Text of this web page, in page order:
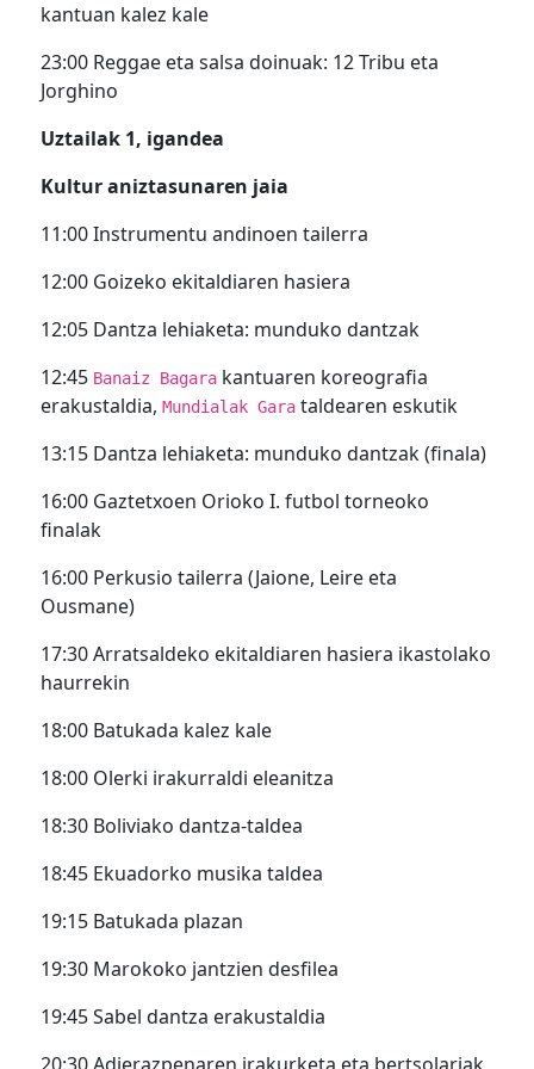
kantuan kalez kale
23:00 Reggae eta salsa doinuak: 12 Tribu eta
Jorghino
Uztailak 1, igandea
Kultur aniztasunaren jaia
11:00 Instrumentu andinoen tailerra
12:00 Goizeko ekitaldiaren hasiera
12:05 Dantza lehiaketa: munduko dantzak
12:45 Banaiz Bagara kantuaren koreografia
erakustaldia,Mundialak Gara taldearen eskutik
13:15 Dantza lehiaketa: munduko dantzak (finala)
16:00 Gaztetxoen Orioko I. futbol torneoko
finalak
16:00 Perkusio tailerra (Jaione, Leire eta
Ousmane)
17:30 Arratsaldeko ekitaldiaren hasiera ikastolako
haurrekin
18:00 Batukada kalez kale
18:00 Olerki irakurraldi eleanitza
18:30 Boliviako dantza-taldea
18:45 Ekuadorko musika taldea
19:15 Batukada plazan
19:30 Marokoko jantzien desfilea
19:45 Sabel dantza erakustaldia